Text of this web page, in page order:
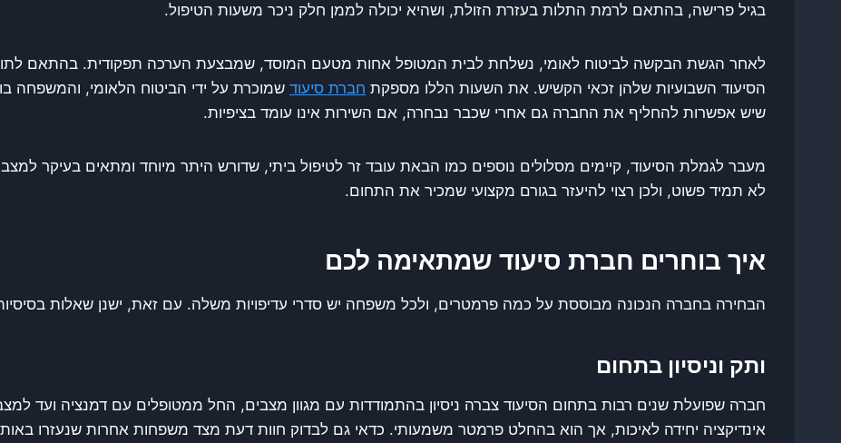
בגיל פרישה, בהתאם לרמת התלות בעזרת הזולת, ושהיא יכולה לממן חלק ניכר משעות הטיפול.
לאחר הגשת הבקשה לביטוח לאומי, נשלחת לבית המטופל אחות מטעם המוסד, שמבצעת הערכה תפקודית. בהתאם
הסיעוד השבועיות שלהן זכאי הקשיש. את השעות הללו מספקת חברת סיעוד שמוכרת על ידי הביטוח הלאומי, והמשפחה
שיש אפשרות להחליף את החברה גם אחרי שכבר נבחרה, אם השירות אינו עומד בציפיות.
מעבר לגמלת הסיעוד, קיימים מסלולים נוספים כמו הבאת עובד זר לטיפול ביתי, שדורש היתר מיוחד ומתאים בעיקר
לא תמיד פשוט, ולכן רצוי להיעזר בגורם מקצועי שמכיר את התחום.
איך בוחרים חברת סיעוד שמתאימה לכם
הבחירה בחברה הנכונה מבוססת על כמה פרמטרים, ולכל משפחה יש סדרי עדיפויות משלה. עם זאת, ישנן שאלות
ותק וניסיון בתחום
חברה שפועלת שנים רבות בתחום הסיעוד צברה ניסיון בהתמודדות עם מגוון מצבים, החל ממטופלים עם דמנציה ועד
אינדיקציה יחידה לאיכות, אך הוא בהחלט פרמטר משמעותי. כדאי גם לבדוק חוות דעת מצד משפחות אחרות שנעזרו